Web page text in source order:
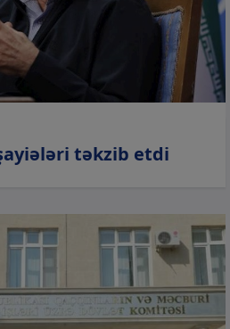
təkzib etdi